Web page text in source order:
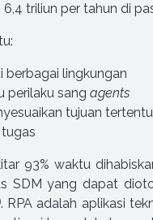
triliun per tahun di
berbagai lingkungan
perilaku sang agents
tujuan
93% waktu
SDM yang dapat
. RPA adalah aplikasi